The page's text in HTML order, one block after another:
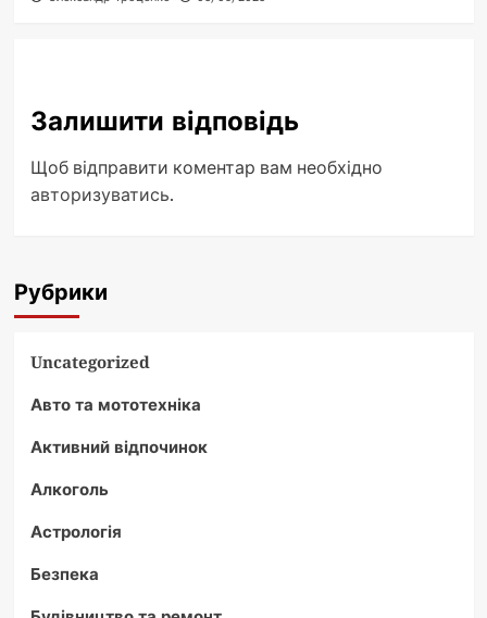
Залишити відповідь
Щоб відправити коментар вам необхідно
авторизуватись.
Рубрики
Uncategorized
Авто та мототехніка
Активний відпочинок
Алкоголь
Астрологія
Безпека